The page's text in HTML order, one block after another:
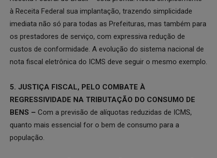
à Receita Federal sua implantação, trazendo simplicidade
imediata não só para todas as Prefeituras, mas também para
os prestadores de serviço, com expressiva redução de
custos de conformidade. A evolução do sistema nacional de
nota fiscal eletrônica do ICMS deve seguir o mesmo exemplo.
5. JUSTIÇA FISCAL, PELO COMBATE À
REGRESSIVIDADE NA TRIBUTAÇÃO DO CONSUMO DE
BENS – Com a previsão de alíquotas reduzidas de ICMS,
quanto mais essencial for o bem de consumo para a
população.